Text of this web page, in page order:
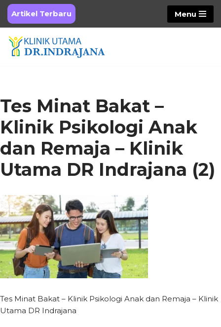
Skip
to
content
Artikel Terbaru Menu
Tes Minat Bakat –
Klinik Psikologi Anak
dan Remaja – Klinik
Utama DR Indrajana (2)
Tes Minat Bakat – Klinik Psikologi Anak dan Remaja – Klinik
Utama DR Indrajana